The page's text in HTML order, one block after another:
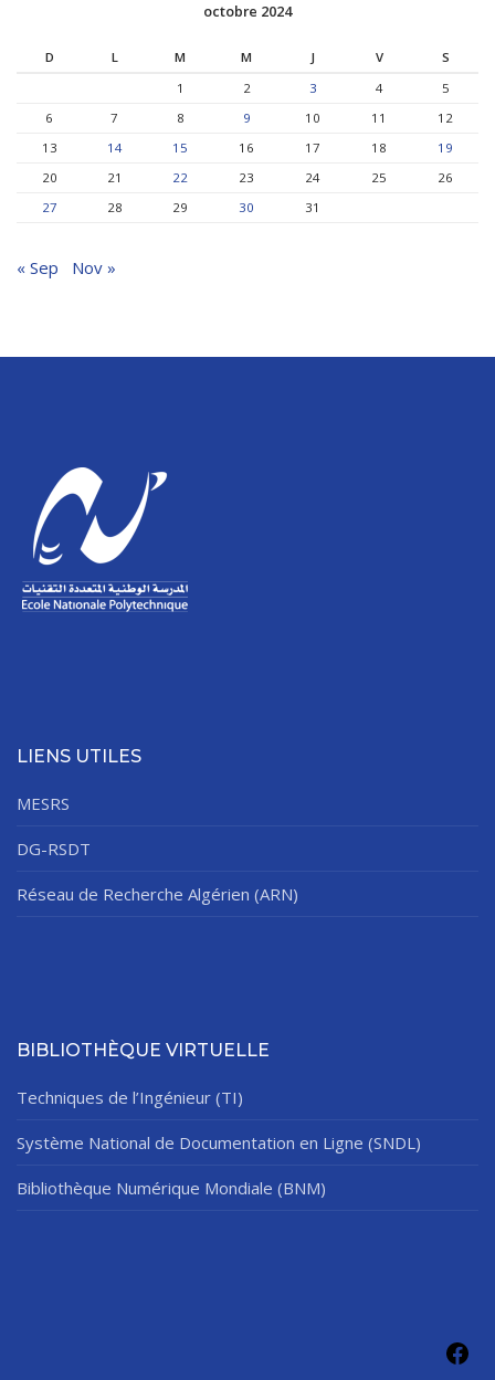
octobre 2024
D L M M J V
S
1
2 3 4
5
6
7 8 9 10 11
12
13
14 15 16 17 18
19
20
21 22 23 24 25
26
27
28 29 30 31
« Sep Nov »
LIENS UTILES
MESRS
DG-RSDT
Réseau de Recherche Algérien (ARN)
BIBLIOTHÈQUE VIRTUELLE
Techniques de l’Ingénieur (TI)
Système National de Documentation en Ligne (SNDL)
Bibliothèque Numérique Mondiale (BNM)